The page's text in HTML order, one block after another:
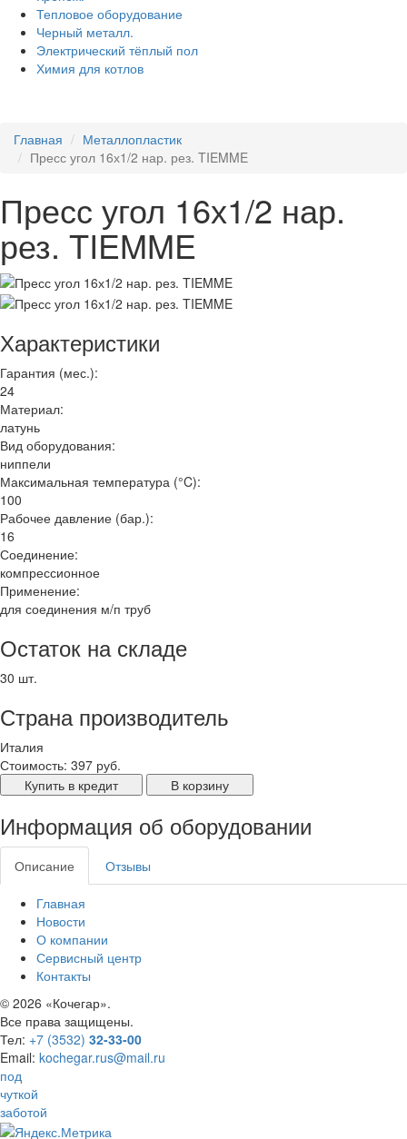
Тепловое оборудование
Черный металл.
Электрический тёплый пол
Химия для котлов
Главная
Металлопластик
Пресс угол 16х1/2 нар. рез. TIEMME
Пресс угол 16х1/2 нар.
рез. TIEMME
Характеристики
Гарантия (мес.):
24
Материал:
латунь
Вид оборудования:
ниппели
Максимальная температура (°C):
100
Рабочее давление (бар.):
16
Соединение:
компрессионное
Применение:
для соединения м/п труб
Остаток на складе
30 шт.
Страна производитель
Италия
Стоимость: 397 руб.
Купить в кредит
В корзину
Информация об оборудовании
Описание Отзывы
Главная
Новости
О компании
Сервисный центр
Контакты
© 2026 «Кочегар».
Все права защищены.
Тел: +7 (3532) 32-33-00
Email: kochegar.rus@mail.ru
под
чуткой
заботой